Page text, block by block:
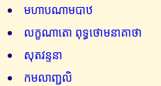
មហាបណាមបាឋ
លក្ខណាតោ ពុទ្ធថោមនាគាថា
សុតវន្ទនា
កមលាញ្ជលិ